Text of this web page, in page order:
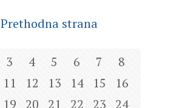
Prethodna strana
3 4 5 6 7
8
11 12 13 14 15
16
19 20 21 22 23
24